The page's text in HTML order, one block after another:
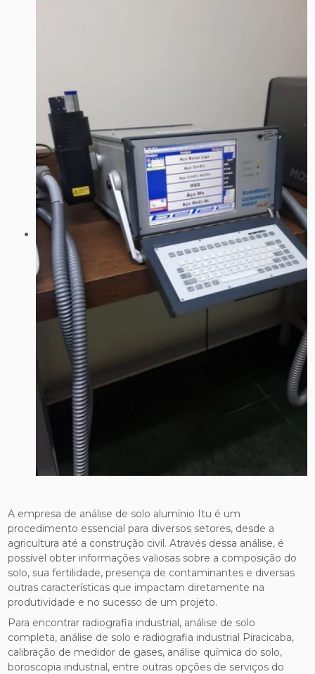
A empresa de análise de solo alumínio Itu é um
procedimento essencial para diversos setores, desde a
agricultura até a construção civil. Através dessa análise, é
possível obter informações valiosas sobre a composição do
solo, sua fertilidade, presença de contaminantes e diversas
outras características que impactam diretamente na
produtividade e no sucesso de um projeto.
Para encontrar radiografia industrial, análise de solo
completa, análise de solo e radiografia industrial Piracicaba,
calibração de medidor de gases, análise química do solo,
boroscopia industrial, entre outras opções de serviços do